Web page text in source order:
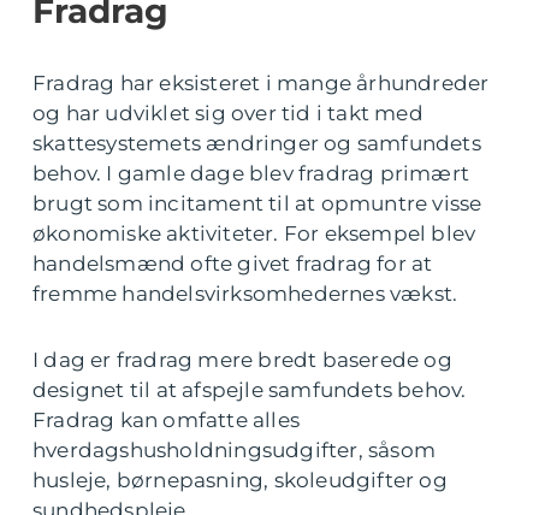
Fradrag
Fradrag har eksisteret i mange århundreder
og har udviklet sig over tid i takt med
skattesystemets ændringer og samfundets
behov. I gamle dage blev fradrag primært
brugt som incitament til at opmuntre visse
økonomiske aktiviteter. For eksempel blev
handelsmænd ofte givet fradrag for at
fremme handelsvirksomhedernes vækst.
I dag er fradrag mere bredt baserede og
designet til at afspejle samfundets behov.
Fradrag kan omfatte alles
hverdagshusholdningsudgifter, såsom
husleje, børnepasning, skoleudgifter og
sundhedspleje.